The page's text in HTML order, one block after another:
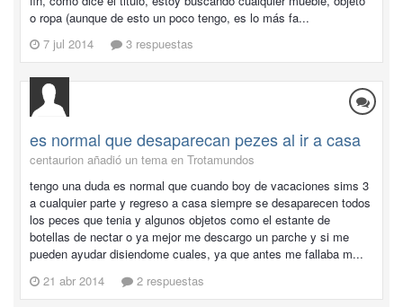
o ropa (aunque de esto un poco tengo, es lo más fa...
7 jul 2014
3 respuestas
es normal que desaparecan pezes al ir a casa
centaurion añadió un tema en Trotamundos
tengo una duda es normal que cuando boy de vacaciones sims 3
a cualquier parte y regreso a casa siempre se desaparecen todos
los peces que tenia y algunos objetos como el estante de
botellas de nectar o ya mejor me descargo un parche y si me
pueden ayudar disiendome cuales, ya que antes me fallaba m...
21 abr 2014
2 respuestas